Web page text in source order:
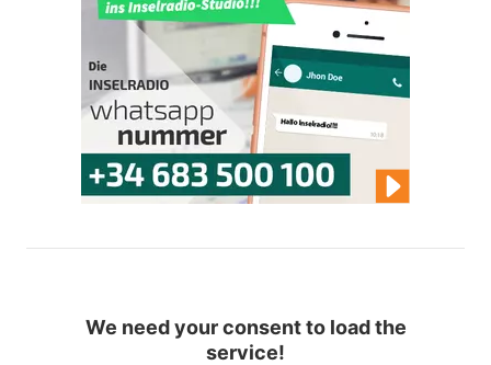
We need your consent to load the
service!